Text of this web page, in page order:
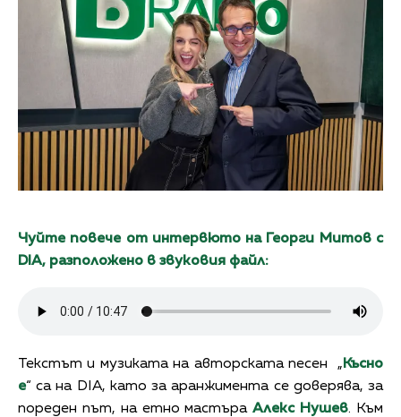
Чуйте повече от интервюто на Георги Митов с
DIA, разположено в звуковия файл:
Текстът и музиката на авторската песен „ Късно
е“ са на DIA, като за аранжимента се доверява, за
пореден път, на етно мастъраАлекс Нушев. Към